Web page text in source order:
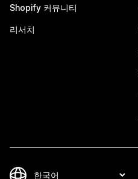
Shopify 커뮤니티
리서치